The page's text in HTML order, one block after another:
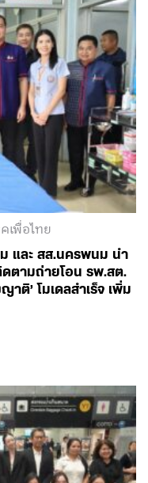
เพื่อไทย
และ สส.นครพนม นำ
ตามถ่ายโอน รพ.สต.
ติ’ โมเดลสำเร็จ เพิ่ม